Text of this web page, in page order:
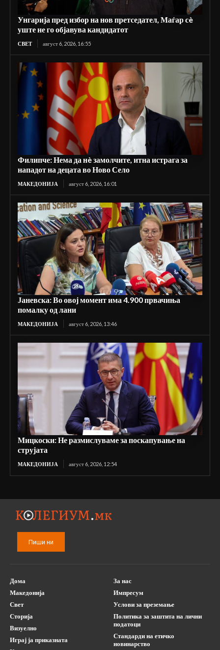
Унгарија пред избор на нов претседател, Маѓар сè
уште не го објавува кандидатот
СВЕТ август 6, 2026, 16:55
Филипче: Нема да нè замолчите, итна истрага за
нападот на децата во Ново Село
МАКЕДОНИЈА август 6, 2026, 16:01
Јаневска: Во овој момент има 4.900 првачиња
помалку од лани
МАКЕДОНИЈА август 6, 2026, 13:46
Мицкоски: Не размислуваме за поскапување на
струјата
МАКЕДОНИЈА август 6, 2026, 12:54
Пиши ни
Дома
Македонија
Свет
Сторија
Визуелно
Играј ја приказната
За нас
Импресум
Услови за преземање
Политика за заштита на лични
податоци
Стандарди на етичко
новинарство